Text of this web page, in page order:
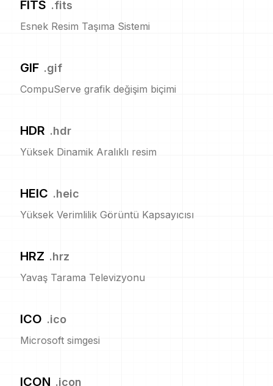
FITS .fits
Esnek Resim Taşıma Sistemi
GIF .gif
CompuServe grafik değişim biçimi
HDR .hdr
Yüksek Dinamik Aralıklı resim
HEIC .heic
Yüksek Verimlilik Görüntü Kapsayıcısı
HRZ .hrz
Yavaş Tarama Televizyonu
ICO .ico
Microsoft simgesi
ICON .icon